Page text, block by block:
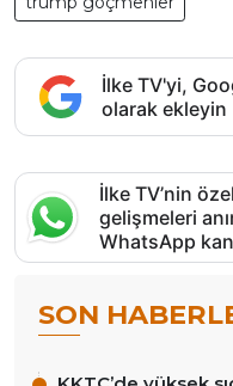
İlke TV'yi,
olarak ekleyin
İlke TV’nin
gelişmeleri
WhatsApp
SON